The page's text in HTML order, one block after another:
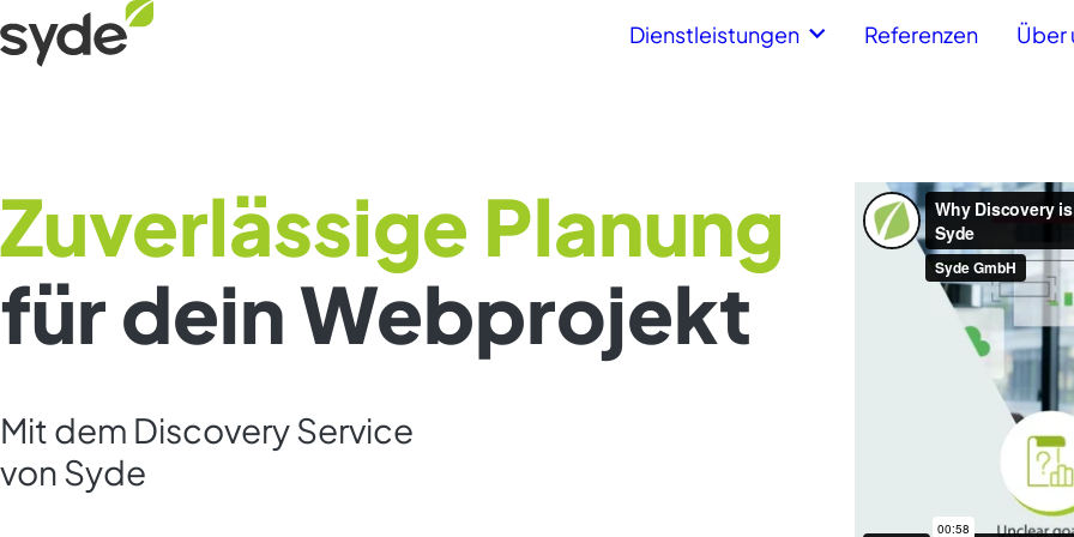
Inhalt
springen
Startseite
Dienstleistungen Referenzen Über
Zuverlässige Planung
für dein Webprojekt
Mit dem Discovery Service
von Syde